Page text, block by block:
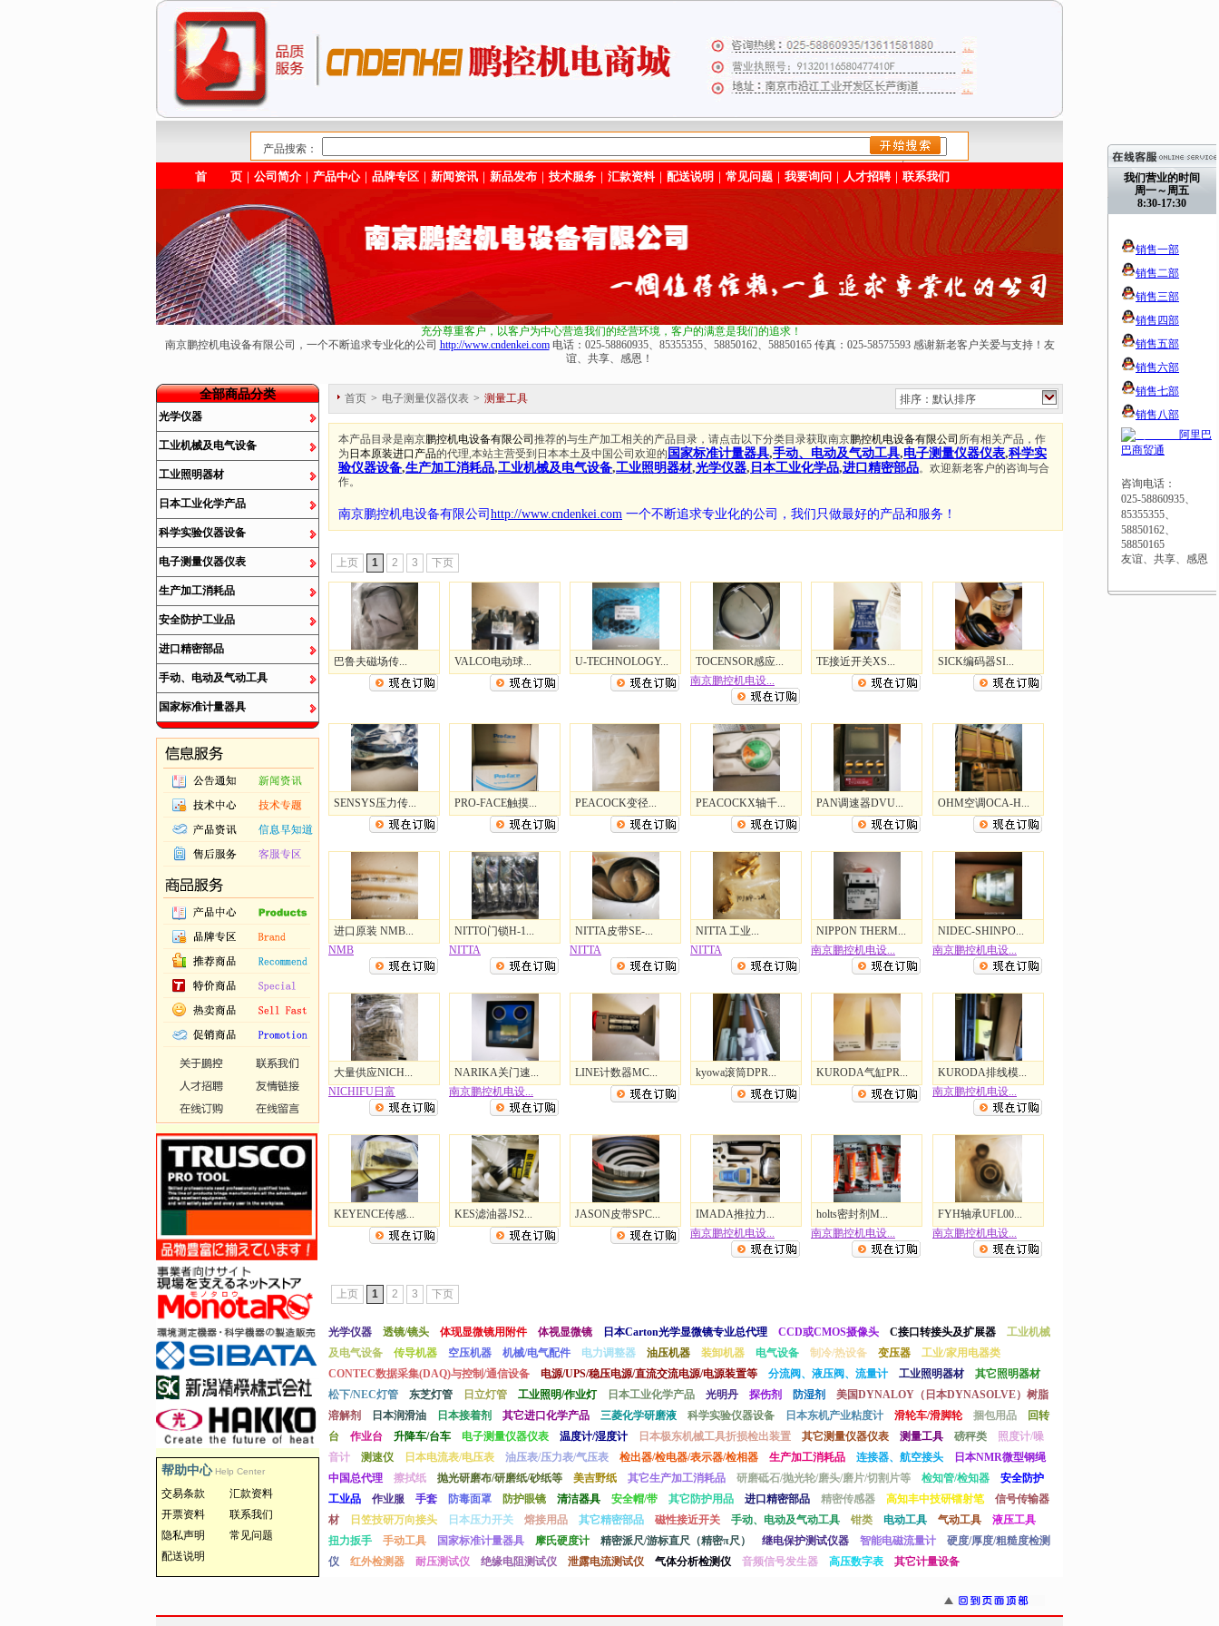
我们营业的时间
周一～周五
8:30-17:30
销售一部
销售二部
销售三部
销售四部
销售五部
销售六部
销售七部
销售八部
阿里巴
巴商贸通
咨询电话：
025-58860935、
85355355、
58850162、
58850165
友谊、共享、感恩
产品搜索：
/>
首 页｜ 公司简介｜ 产品中心｜ 品牌专区｜ 新闻资讯｜ 新品发布｜ 技术服务｜ 汇款资料｜ 配送说明 ｜ 常见问题｜ 我要询问 ｜ 人才招聘｜ 联系我们
充分尊重客户，以客户为中心营造我们的经营环境，客户的满意是我们的追求！
南京鹏控机电设备有限公司，一个不断追求专业化的公司 http://www.cndenkei.com电话：025-58860935、85355355、58850162、58850165 传真：025-58575593 感谢新老客户关爱与支持！友
谊、共享、感恩！
全部商品分类
光学仪器
工业机械及电气设备
工业照明器材
日本工业化学产品
科学实验仪器设备
电子测量仪器仪表
生产加工消耗品
安全防护工业品
进口精密部品
手动、电动及气动工具
国家标准计量器具
帮助中心 Help Center
交易条款
汇款资料
开票资料
联系我们
隐私声明
常见问题
配送说明
首页 > 电子测量仪器仪表 > 测量工具 排序：默认排序
本产品目录是南京鹏控机电设备有限公司 推荐的与生产加工相关的产品目录，请点击以下分类目录获取南京鹏控机电设备有限公司 所有相关产品，作
为 日本原装进口产品的代理,本站主营受到日本本土及中国公司欢迎的 国家标准计量器具,手动、电动及气动工具,电子测量仪器仪表,科学实
验仪器设备,生产加工消耗品,工业机械及电气设备,工业照明器材,光学仪器, 日本工业化学品,进口精密部品。欢迎新老客户的咨询与合
作。
南京鹏控机电设备有限公司http://www.cndenkei.com 一个不断追求专业化的公司， 我们只做最好的产品和服务！
上页 1 2 3 下页
巴鲁夫磁场传... VALCO电动球... U-TECHNOLOGY...
TOCENSOR感应...
南京鹏控机电设...
TE接近开关XS... SICK编码器SI...
SENSYS压力传... PRO-FACE触摸... PEACOCK变径... PEACOCKX轴千... PAN调速器DVU... OHM空调OCA-H...
进口原装 NMB...
NMB
NITTO门锁H-1...
NITTA
NITTA皮带SE-...
NITTA
NITTA 工业...
NITTA
NIPPON THERM...
南京鹏控机电设...
NIDEC-SHINPO...
南京鹏控机电设...
大量供应NICH...
NICHIFU日富
NARIKA关门速...
南京鹏控机电设...
LINE计数器MC... kyowa滚筒DPR... KURODA气缸PR...
KURODA排线模...
南京鹏控机电设...
KEYENCE传感... KES滤油器JS2... JASON皮带SPC...
IMADA推拉力...
南京鹏控机电设...
holts密封剂M...
南京鹏控机电设...
FYH轴承UFL00...
南京鹏控机电设...
上页 1 2 3 下页
光学仪器 透镜/镜头 体现显微镜用附件 体视显微镜 日本Carton光学显微镜专业总代理 CCD或CMOS摄像头 C接口转接头及扩展器
工业机械
及电气设备
传导机器 空压机器 机械/电气配件 电力调整器 油压机器 装卸机器 电气设备 制冷/热设备 变压器
工业/家用电器类
CONTEC数据采集(DAQ)与控制/通信设备
电源/UPS/稳压电源/直流交流电源/电源装置等 分流阀、液压阀、流量计 工业照明器材
其它照明器材
松下/NEC灯管
东芝灯管 日立灯管 工业照明/作业灯 日本工业化学产品 光明丹 探伤剂 防湿剂
美国DYNALOY（日本DYNASOLVE）树脂
溶解剂
日本润滑油 日本接着剂 其它进口化学产品 三菱化学研磨液 科学实验仪器设备 日本东机产业粘度计 滑轮车/滑脚轮 捆包用品
回转
台
作业台 升降车/台车 电子测量仪器仪表 温度计/湿度计 日本极东机械工具折损检出装置 其它测量仪器仪表 测量工具 磅秤类
照度计/噪
音计
测速仪 日本电流表/电压表 油压表/压力表/气压表 检出器/检电器/表示器/检相器 生产加工消耗品 连接器、航空接头
日本NMR微型钢绳
中国总代理
擦拭纸 抛光研磨布/研磨纸/砂纸等 美吉野纸 其它生产加工消耗品 研磨砥石/抛光轮/磨头/磨片/切割片等 检知管/检知器
安全防护
工业品
作业服 手套 防毒面罩 防护眼镜 清洁器具 安全帽/带 其它防护用品 进口精密部品 精密传感器 高知丰中技研镭射笔
信号传输器
材
日笠技研万向接头 日本压力开关 熔接用品 其它精密部品 磁性接近开关 手动、电动及气动工具 钳类 电动工具 气动工具
液压工具
扭力扳手
手动工具 国家标准计量器具 摩氏硬度计 精密派尺/游标直尺（精密π尺） 继电保护测试仪器 智能电磁流量计
硬度/厚度/粗糙度检测
仪
红外检测器 耐压测试仪 绝缘电阻测试仪 泄露电流测试仪 气体分析检测仪 音频信号发生器 高压数字表 其它计量设备